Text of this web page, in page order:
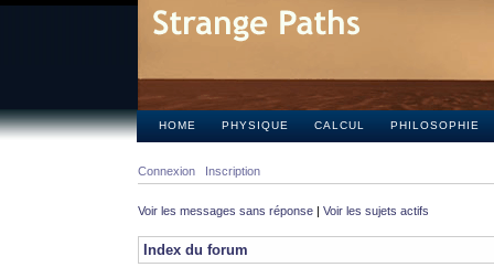
HOME PHYSIQUE CALCUL PHILOSOPHIE
Connexion Inscription
Voir les messages sans réponse | Voir les sujets actifs
Index du forum